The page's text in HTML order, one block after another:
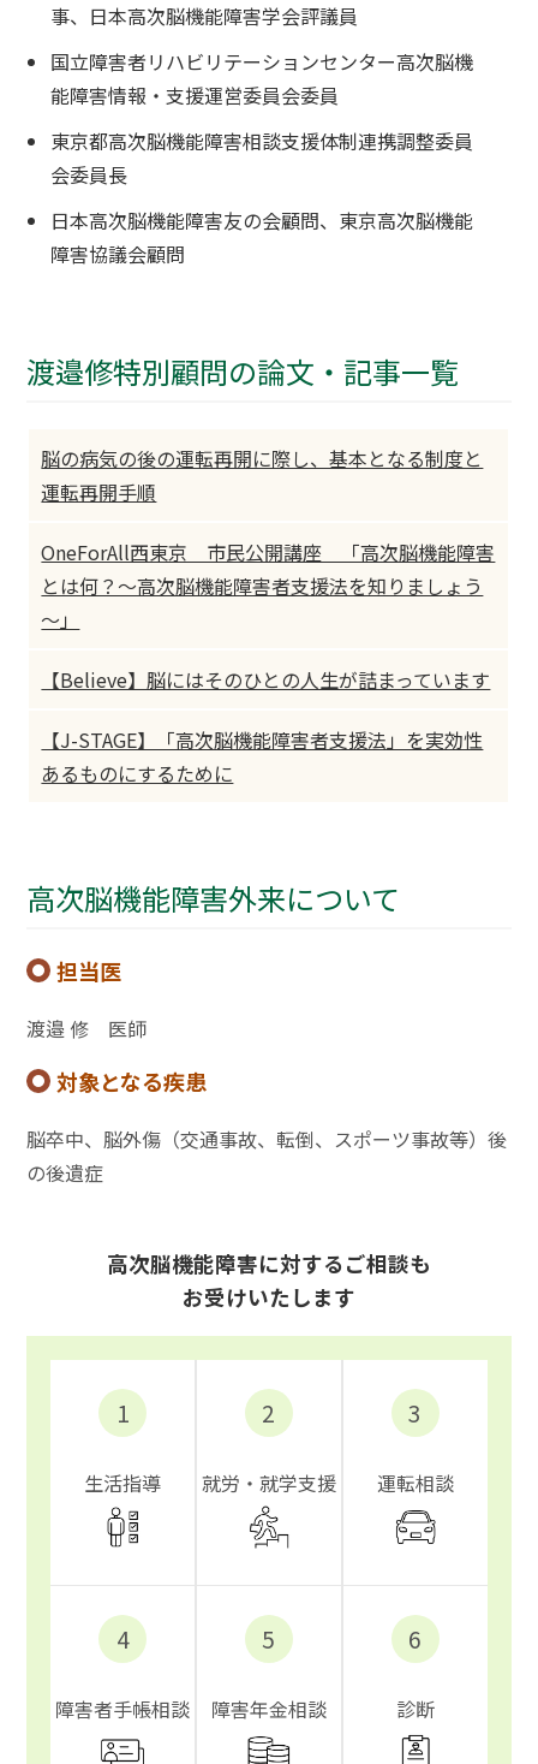
事、日本高次脳機能障害学会評議員
国立障害者リハビリテーションセンター高次脳機
能障害情報・支援運営委員会委員
東京都高次脳機能障害相談支援体制連携調整委員
会委員長
日本高次脳機能障害友の会顧問、東京高次脳機能
障害協議会顧問
渡邉修特別顧問の論文・記事一覧
脳の病気の後の運転再開に際し、基本となる制度と
運転再開手順
OneForAll西東京 市民公開講座 「高次脳機能障害
とは何？～高次脳機能障害者支援法を知りましょう
～」
【Believe】脳にはそのひとの人生が詰まっています
【J-STAGE】「高次脳機能障害者支援法」を実効性
あるものにするために
高次脳機能障害外来について
担当医
渡邉 修 医師
対象となる疾患
脳卒中、脳外傷（交通事故、転倒、スポーツ事故等）後
の後遺症
高次脳機能障害に対するご相談も
お受けいたします
1
生活指導
2
就労・就学支援
3
運転相談
4
障害者手帳相談
5
障害年金相談
6
診断